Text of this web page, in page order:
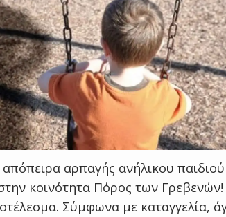
απόπειρα αρπαγής ανήλικου
κοινότητα Πόρος των
Σύμφωνα με καταγγελία,